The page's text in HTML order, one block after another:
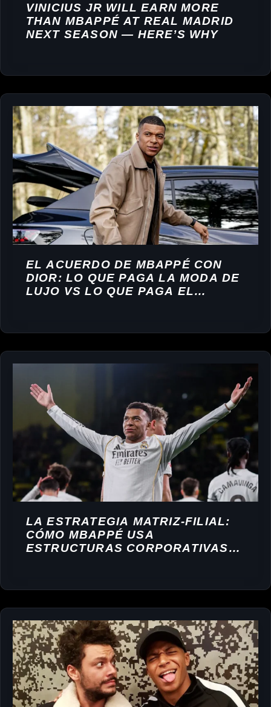
VINICIUS JR WILL EARN MORE
THAN MBAPPÉ AT REAL MADRID
NEXT SEASON — HERE’S WHY
EL ACUERDO DE MBAPPÉ CON
DIOR: LO QUE PAGA LA MODA DE
LUJO VS LO QUE PAGA EL
LA ESTRATEGIA MATRIZ-FILIAL:
CÓMO MBAPPÉ USA
ESTRUCTURAS CORPORATIVAS